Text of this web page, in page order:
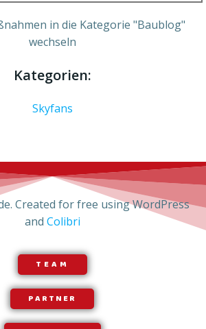
in die Kategorie "Baublog"
wechseln
Kategorien:
Skyfans
Created for free using WordPress
and Colibri
TEAM
PARTNER